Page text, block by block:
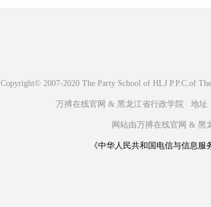
Copyright© 2007-2020 The Party School of HLJ P.P.C.of
万搏在线官网 & 黑龙江省行政学院 地址
网站由万搏在线官网 & 黑
《中华人民共和国电信与信息